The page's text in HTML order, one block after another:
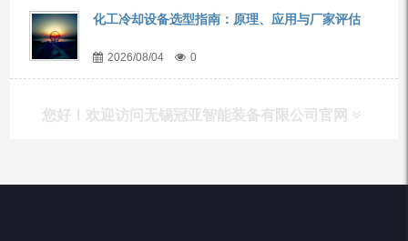
化工冷却设备选型指南：原理、应用与厂家评估
2026/08/04 0
您好！欢迎访问无锡冠亚智能装备有限公司官网